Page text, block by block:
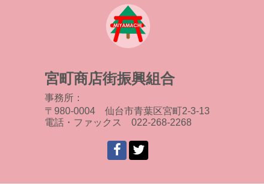
宮町商店街振興組合
事務所：
〒980-0004 仙台市青葉区宮町2-3-13
電話・ファックス 022-268-2268